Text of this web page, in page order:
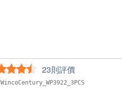
23則評價
WincoCentury_WP3922_3PCS